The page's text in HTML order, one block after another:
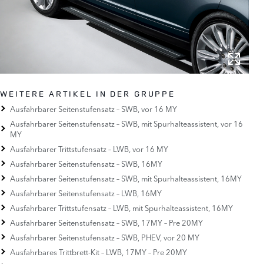
WEITERE ARTIKEL IN DER GRUPPE
Ausfahrbarer Seitenstufensatz – SWB, vor 16 MY
Ausfahrbarer Seitenstufensatz – SWB, mit Spurhalteassistent, vor 16
MY
Ausfahrbarer Trittstufensatz – LWB, vor 16 MY
Ausfahrbarer Seitenstufensatz – SWB, 16MY
Ausfahrbarer Seitenstufensatz – SWB, mit Spurhalteassistent, 16MY
Ausfahrbarer Seitenstufensatz – LWB, 16MY
Ausfahrbarer Trittstufensatz – LWB, mit Spurhalteassistent, 16MY
Ausfahrbarer Seitenstufensatz – SWB, 17MY – Pre 20MY
Ausfahrbarer Seitenstufensatz – SWB, PHEV, vor 20 MY
Ausfahrbares Trittbrett-Kit – LWB, 17MY – Pre 20MY